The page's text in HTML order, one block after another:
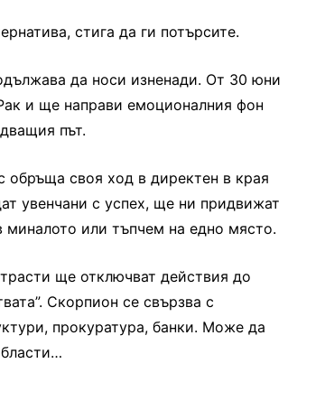
стига да ги потърсите.
да носи изненади. От 30 юни
и ще направи емоционалния фон
път.
обръща своя ход в директен в края
увенчани с успех, ще ни придвижат
или тъпчем на едно място.
ще отключват действия до
Скорпион се свързва с
прокуратура, банки. Може да